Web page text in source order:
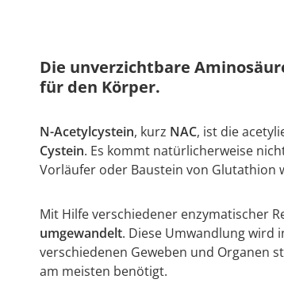
Die unverzichtbare
für den Körper.
N-Acetylcystein, kurz NAC, ist die
Cystein. Es kommt natürlicherweise
Vorläufer oder Baustein von Glutathion
Mit Hilfe verschiedener enzymatischer
umgewandelt. Diese Umwandlung wird
verschiedenen Geweben und Organen
am meisten benötigt.